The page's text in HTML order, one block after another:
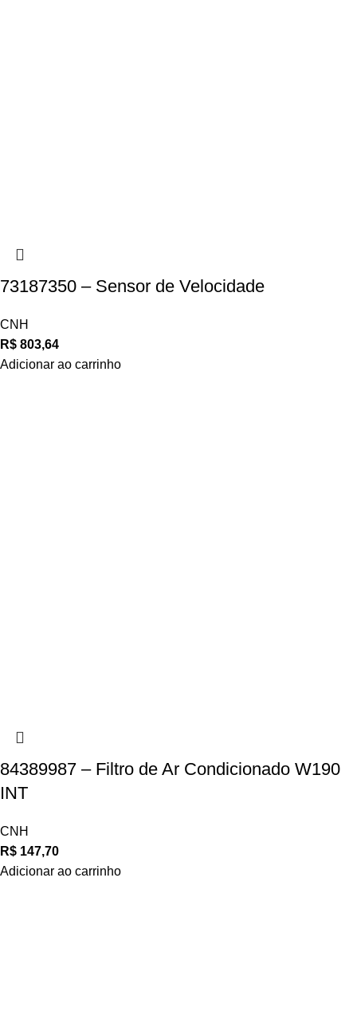
73187350 – Sensor de Velocidade
CNH
R$ 803,64
Adicionar ao carrinho
84389987 – Filtro de Ar Condicionado W190
INT
CNH
R$ 147,70
Adicionar ao carrinho